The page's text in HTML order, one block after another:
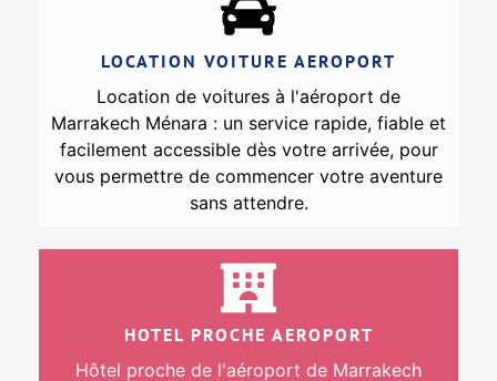
LOCATION VOITURE AEROPORT
Location de voitures à l'aéroport de
Marrakech Ménara : un service rapide, fiable et
facilement accessible dès votre arrivée, pour
vous permettre de commencer votre aventure
sans attendre.
HOTEL PROCHE AEROPORT
Hôtel proche de l'aéroport de Marrakech